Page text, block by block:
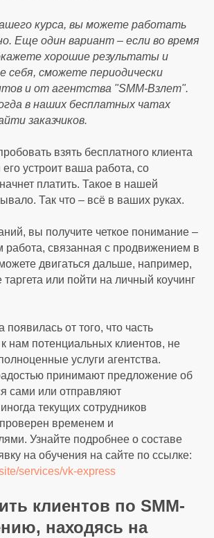
курса, вы можете работать
Еще один вариант – если во время
хорошие результаты и
себя, сможете периодически
и от агентства "SMM-Взлет".
в наших бесплатных чатах
заказчиков.
взять бесплатного клиента
устроит ваша работа, со
платить. Такое в нашей
Так что – всё в ваших руках.
вы получите четкое понимание –
работа, связанная с продвижением в
двигаться дальше, например,
таргета или пойти на личный коучинг
от того, что часть
нам потенциальных клиентов, не
услуги агентства.
принимают предложение об
сами или отправляют
текущих сотрудников
временем и
Узнайте подробнее о составе
на обучения на сайте по ссылке:
services/vk-express
клиентов по SMM-
находясь на